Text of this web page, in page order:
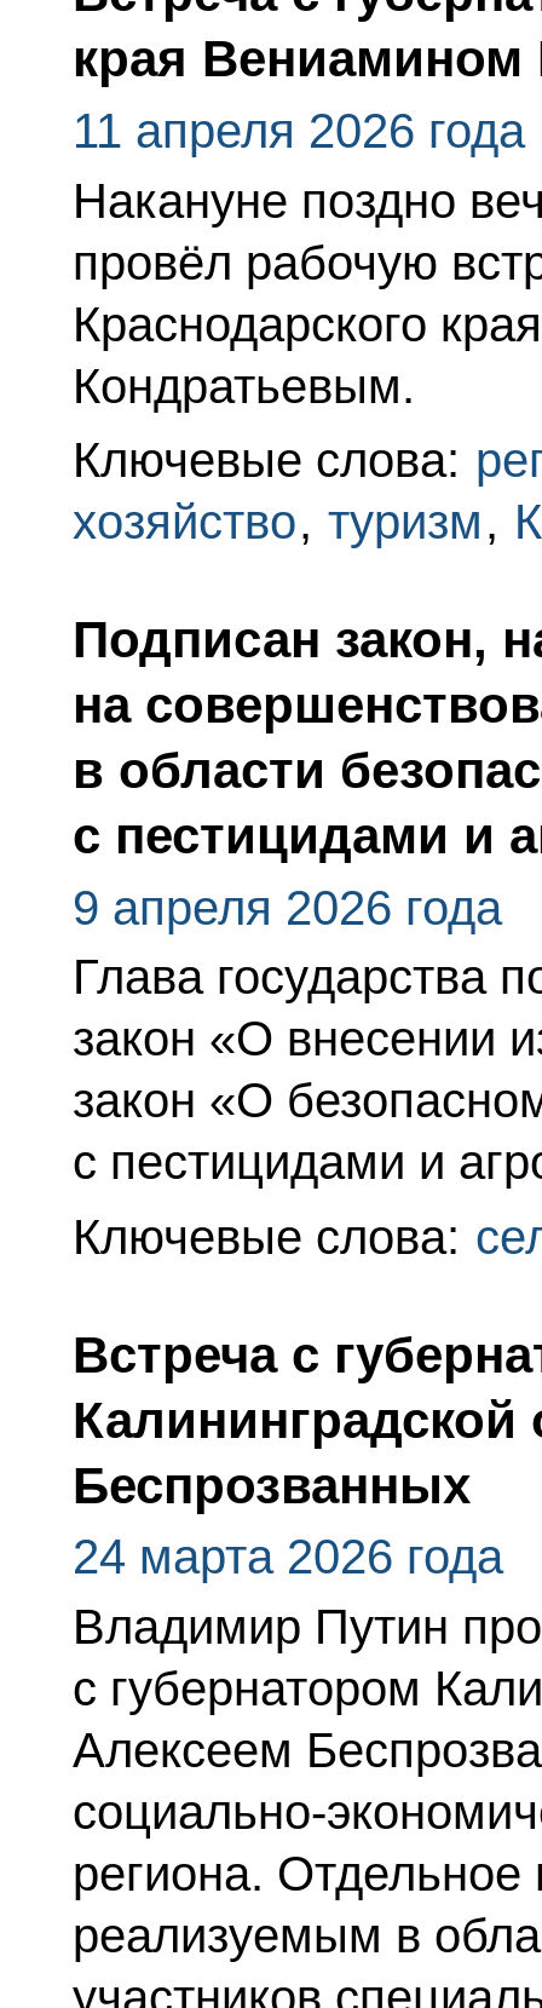
края
11 апреля 2026 года
Накануне поздно
провёл рабочую
Краснодарского
Кондратьевым.
Ключевые слова:
хозяйство, туризм,
Подписан закон,
на
в области
с пестицидами и
9 апреля 2026 года
Глава государства
закон «О внесении
закон «О
с пестицидами и
Ключевые слова:
Встреча с
Калининградской
Беспрозванных
24 марта 2026 года
Владимир Путин
с губернатором
Алексеем
социально-
региона.
реализуемым в
участников